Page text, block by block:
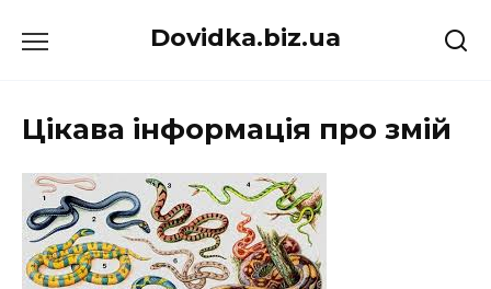
до
Dovidka.biz.ua
Цікава інформація про змій